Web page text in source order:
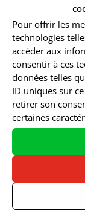
Pour offrir les
technologies
accéder aux
consentir à ces
données telles
ID uniques sur
retirer son
certaines